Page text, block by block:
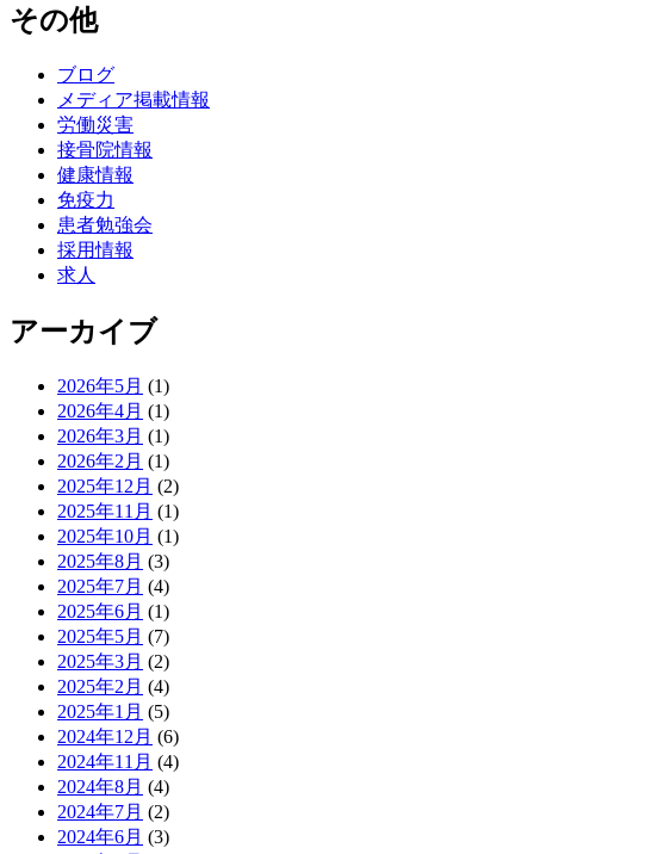
その他
ブログ
メディア掲載情報
労働災害
接骨院情報
健康情報
免疫力
患者勉強会
採用情報
求人
アーカイブ
2026年5月 (1)
2026年4月 (1)
2026年3月 (1)
2026年2月 (1)
2025年12月 (2)
2025年11月 (1)
2025年10月 (1)
2025年8月 (3)
2025年7月 (4)
2025年6月 (1)
2025年5月 (7)
2025年3月 (2)
2025年2月 (4)
2025年1月 (5)
2024年12月 (6)
2024年11月 (4)
2024年8月 (4)
2024年7月 (2)
2024年6月 (3)